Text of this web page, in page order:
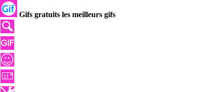
Gifs gratuits les meilleurs gifs